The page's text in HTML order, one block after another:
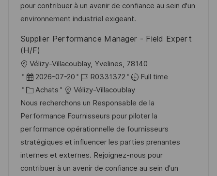
t
i
n
f
f
c
g
c
e
u
s
r
i
pour contribuer à un avenir de confiance au sein d'un
environnement industriel exigeant.
Supplier Performance Manager - Field Expert
(H/F)
o
c
a
l
i
s
a
t
Vélizy-Villacoublay, Yvelines, 78140
D
a
t
e
d
’
a
f
2026-07-20
R
é
f
é
r
e
n
c
R0331372
Full time
C
a
t
é
g
o
r
Achats
Vélizy-Villacoublay
Nous recherchons un Responsable de la
Performance Fournisseurs pour piloter la
performance opérationnelle de fournisseurs
stratégiques et influencer les parties prenantes
internes et externes. Rejoignez-nous pour
contribuer à un avenir de confiance au sein d'un